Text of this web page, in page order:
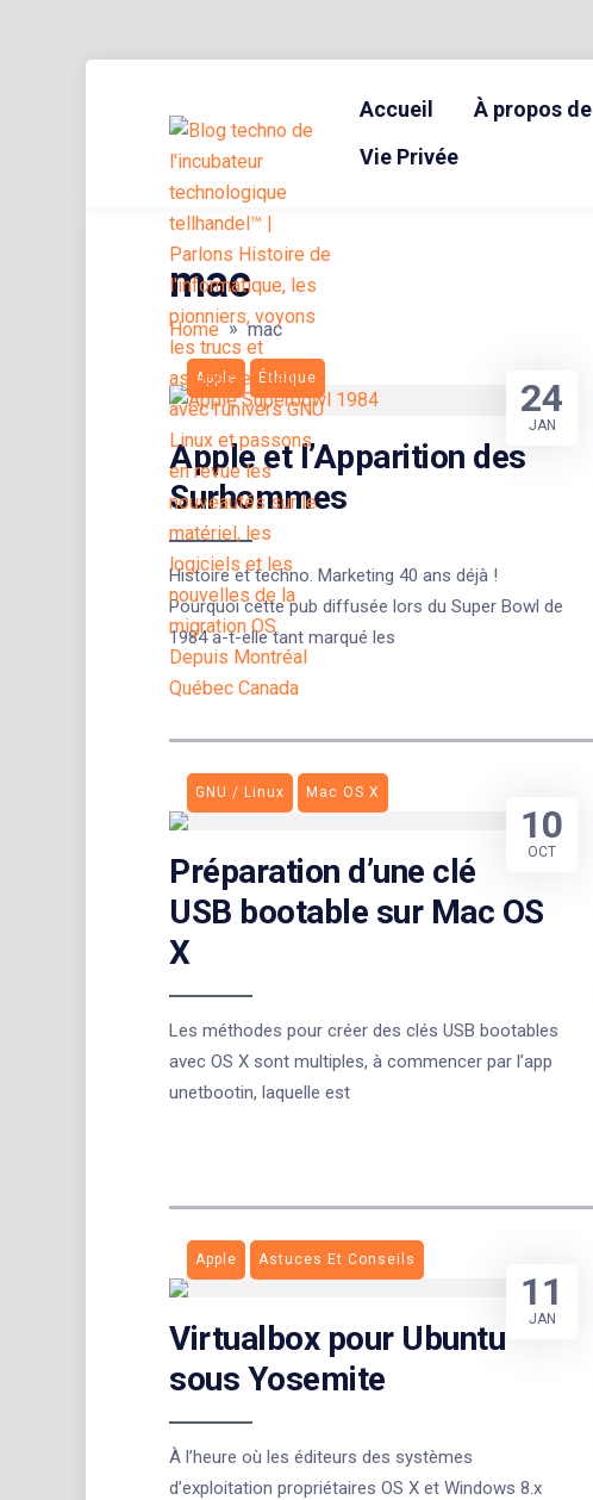
{ + }
BLOG TECHNOLOGIQUE DU HUB | MIGRATION GNU LINUX
Accueil À propos de
Vie Privée
mac
Home»mac
Apple Éthique
Apple et l’Apparition des
Surhommes
Histoire et techno. Marketing 40 ans déjà !
Pourquoi cette pub diffusée lors du Super Bowl de
1984 a-t-elle tant marqué les
24
JAN
GNU / Linux Mac OS X
Préparation d’une clé
USB bootable sur Mac OS
X
Les méthodes pour créer des clés USB bootables
avec OS X sont multiples, à commencer par l’app
unetbootin, laquelle est
10
OCT
Apple Astuces Et Conseils
Virtualbox pour Ubuntu
sous Yosemite
À l’heure où les éditeurs des systèmes
d’exploitation propriétaires OS X et Windows 8.x
11
JAN